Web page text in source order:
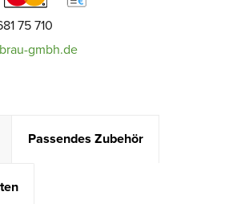
75 710
gmbh.de
Passendes Zubehör